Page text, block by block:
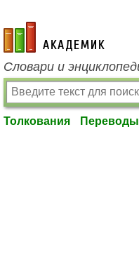
academic.ru
Словари и
Толкования Переводы